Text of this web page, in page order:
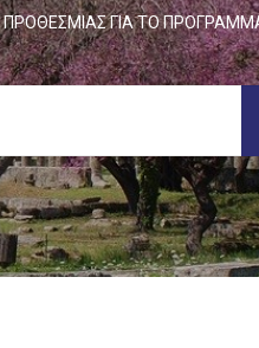
ΠΡΟΘΕΣΜΙΑΣ ΓΙΑ ΤΟ